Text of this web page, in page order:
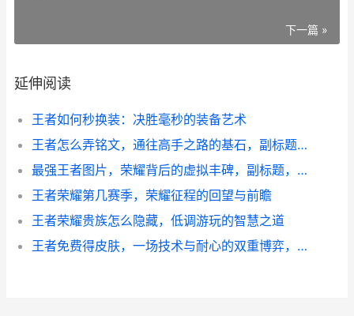
下一篇 »
延伸阅读
王者如何秒换装：决胜毫秒的装备艺术
王者怎么弄铭文，通往高手之路的基石，副标题，从零开始构建你的专属战斗法则
最强王者图片，荣耀背后的虚拟丰碑，副标题，一段数字灵魂的永恒烙印
王者荣耀第几赛季，荣耀征程的回望与前瞻
王者荣耀贵族怎么隐藏，低调游玩的智慧之道
王者免费得皮肤，一场技术与耐心的双重博弈，副标题，揭秘零氪玩家的荣耀之路